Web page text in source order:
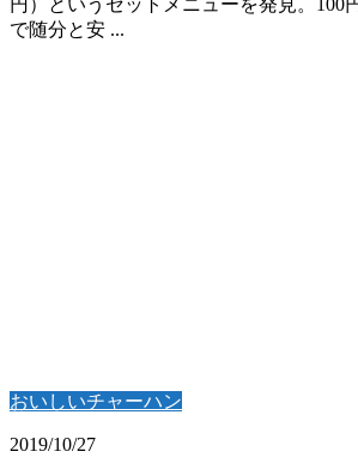
で随分と安 ...
おいしいチャーハン
2019/10/27